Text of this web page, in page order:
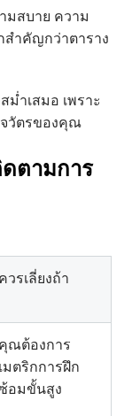
มสบาย ความ
ำคัญกว่าตาราง
ำเสมอ เพราะ
วัตรของคุณ
ตามการ
ควรเลี่ยงถ้า
คุณต้องการ
เมตริกการฝึก
อมขั้นสูง